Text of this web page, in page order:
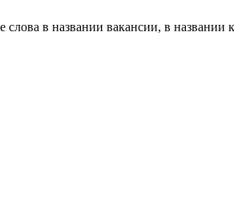
слова в названии вакансии, в названии